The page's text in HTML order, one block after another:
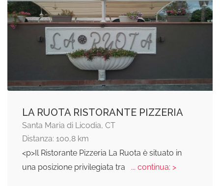
LA RUOTA RISTORANTE PIZZERIA
Santa Maria di Licodia, CT
Distanza: 100,8 km
<p>Il Ristorante Pizzeria La Ruota è situato in
una posizione privilegiata tra
... continua: >